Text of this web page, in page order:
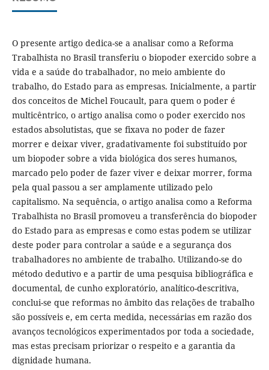
O presente artigo dedica-se a analisar como a Reforma
Trabalhista no Brasil transferiu o biopoder exercido sobre a
vida e a saúde do trabalhador, no meio ambiente do
trabalho, do Estado para as empresas. Inicialmente, a partir
dos conceitos de Michel Foucault, para quem o poder é
multicêntrico, o artigo analisa como o poder exercido nos
estados absolutistas, que se fixava no poder de fazer
morrer e deixar viver, gradativamente foi substituído por
um biopoder sobre a vida biológica dos seres humanos,
marcado pelo poder de fazer viver e deixar morrer, forma
pela qual passou a ser amplamente utilizado pelo
capitalismo. Na sequência, o artigo analisa como a Reforma
Trabalhista no Brasil promoveu a transferência do biopoder
do Estado para as empresas e como estas podem se utilizar
deste poder para controlar a saúde e a segurança dos
trabalhadores no ambiente de trabalho. Utilizando-se do
método dedutivo e a partir de uma pesquisa bibliográfica e
documental, de cunho exploratório, analítico-descritiva,
conclui-se que reformas no âmbito das relações de trabalho
são possíveis e, em certa medida, necessárias em razão dos
avanços tecnológicos experimentados por toda a sociedade,
mas estas precisam priorizar o respeito e a garantia da
dignidade humana.